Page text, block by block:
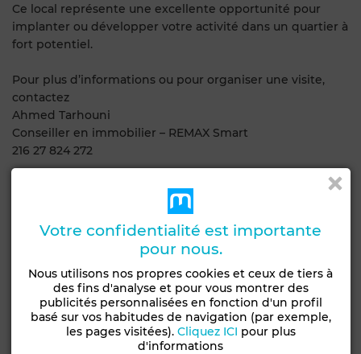
Ce local représente une excellente opportunité pour
implanter ou développer votre activité dans un quartier à
fort potentiel.
Pour plus d’informations ou pour organiser une visite,
contactez
Ahmed Tarhouni
Conseiller en immobilier – REMAX Smart
216 27 824 272
Caractéristiques générales
Type de bien
Local commercial
Jamais habité /
rénové
Voir plus de photos
Votre confidentialité est importante
pour nous.
Nous utilisons nos propres cookies et ceux de tiers à
des fins d'analyse et pour vous montrer des
publicités personnalisées en fonction d'un profil
basé sur vos habitudes de navigation (par exemple,
les pages visitées). Cliquez ICI pour plus
d'informations